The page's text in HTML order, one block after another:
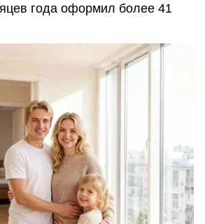
года оформил более 41